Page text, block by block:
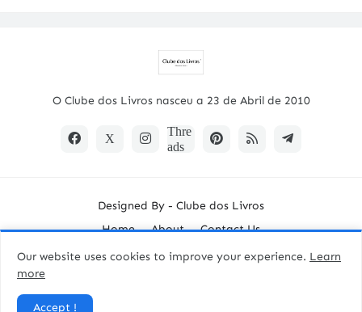
O Clube dos Livros nasceu a 23 de Abril de 2010
Designed By - Clube dos Livros
Home
About Contact Us
Our website uses cookies to improve your experience. Learn
more
Accept !